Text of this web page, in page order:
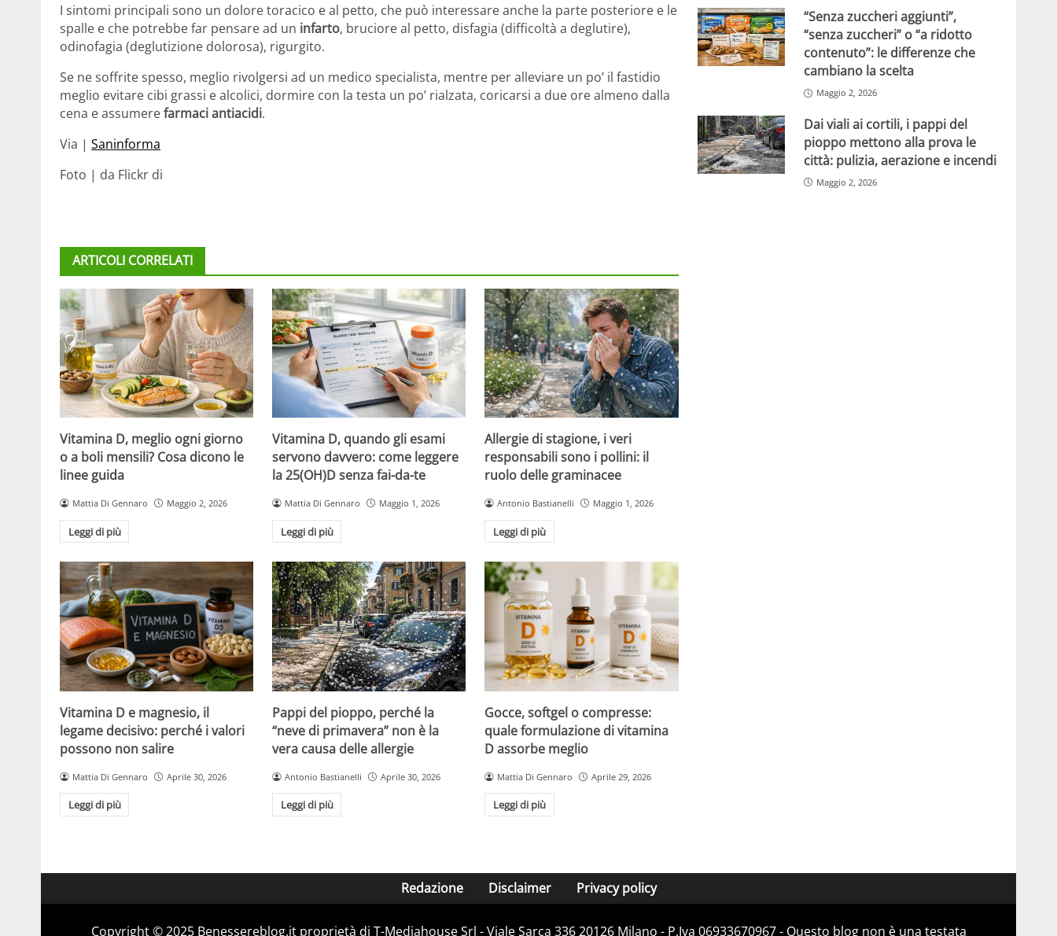
I sintomi principali sono un dolore toracico e al petto, che può interessare anche la parte posteriore e le
spalle e che potrebbe far pensare ad un infarto, bruciore al petto, disfagia (difficoltà a deglutire),
odinofagia (deglutizione dolorosa), rigurgito.
Se ne soffrite spesso, meglio rivolgersi ad un medico specialista, mentre per alleviare un po’ il fastidio
meglio evitare cibi grassi e alcolici, dormire con la testa un po’ rialzata, coricarsi a due ore almeno dalla
cena e assumerefarmaci antiacidi.
Via | Saninforma
Foto | da Flickr di
ARTICOLI CORRELATI
Vitamina D, meglio ogni giorno
o a boli mensili? Cosa dicono le
linee guida
Mattia Di Gennaro Maggio 2, 2026
Leggi di più
Vitamina D, quando gli esami
servono davvero: come leggere
la 25(OH)D senza fai-da-te
Mattia Di Gennaro Maggio 1, 2026
Leggi di più
Allergie di stagione, i veri
responsabili sono i pollini: il
ruolo delle graminacee
Antonio Bastianelli Maggio 1, 2026
Leggi di più
Vitamina D e magnesio, il
legame decisivo: perché i valori
possono non salire
Mattia Di Gennaro Aprile 30, 2026
Leggi di più
Pappi del pioppo, perché la
“neve di primavera” non è la
vera causa delle allergie
Antonio Bastianelli Aprile 30, 2026
Leggi di più
Gocce, softgel o compresse:
quale formulazione di vitamina
D assorbe meglio
Mattia Di Gennaro Aprile 29, 2026
Leggi di più
“Senza zuccheri aggiunti”,
“senza zuccheri” o “a ridotto
contenuto”: le differenze che
cambiano la scelta
Maggio 2, 2026
Dai viali ai cortili, i pappi del
pioppo mettono alla prova le
città: pulizia, aerazione e incendi
Maggio 2, 2026
Redazione Disclaimer Privacy policy
Copyright © 2025 Benessereblog.it proprietà di T-Mediahouse Srl - Viale Sarca 336 20126 Milano - P.Iva 06933670967 - Questo blog non è una testata